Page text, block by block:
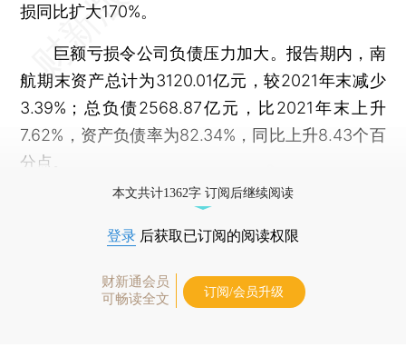
损同比扩大170%。
巨额亏损令公司负债压力加大。报告期内，南
航期末资产总计为3120.01亿元，较2021年末减少
3.39%；总负债2568.87亿元，比2021年末上升
7.62%，资产负债率为82.34%，同比上升8.43个百
分点。
本文共计1362字 订阅后继续阅读
登录 后获取已订阅的阅读权限
财新通会员
可畅读全文
订阅/会员升级